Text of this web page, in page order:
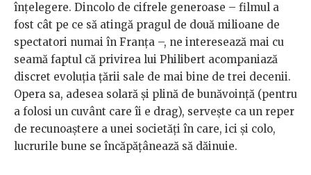
înțelegere. Dincolo de cifrele generoase – filmul a
fost cât pe ce să atingă pragul de două milioane de
spectatori numai în Franța –, ne interesează mai cu
seamă faptul că privirea lui Philibert acompaniază
discret evoluția țării sale de mai bine de trei decenii.
Opera sa, adesea solară și plină de bunăvoință (pentru
a folosi un cuvânt care îi e drag), servește ca un reper
de recunoaștere a unei societăți în care, ici și colo,
lucrurile bune se încăpățânează să dăinuie.